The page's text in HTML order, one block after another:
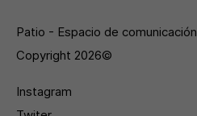
Patio - Espacio de comunicación
Copyright 2026©
Instagram